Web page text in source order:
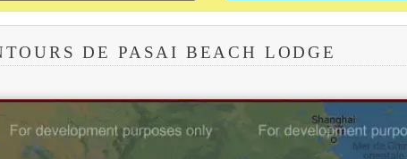
DE PASAI BEACH LODGE